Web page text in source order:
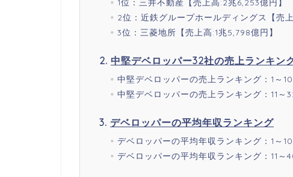
2位：近鉄グループホールディングス【売上
3位：三菱地所【売上高:1兆5,798億円】
中堅デベロッパー32社の売上ランキン
中堅デベロッパーの売上ランキング：1～
中堅デベロッパーの売上ランキング：11～
デベロッパーの平均年収ランキング
デベロッパーの平均年収ランキング：1～
デベロッパーの平均年収ランキング：11～